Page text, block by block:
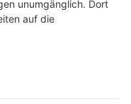
unumgänglich. Dort
auf die